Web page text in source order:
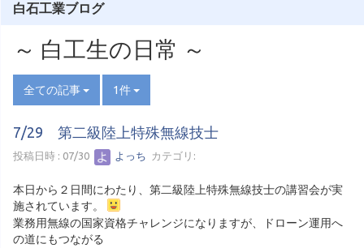
白石工業ブログ
～ 白工生の日常 ～
全ての記事 1件
7/29 第二級陸上特殊無線技士
投稿日時 : 07/30 よっち カテゴリ:
本日から２日間にわたり、第二級陸上特殊無線技士の講習会が実
施されています。
業務用無線の国家資格チャレンジになりますが、ドローン運用へ
の道にもつながる